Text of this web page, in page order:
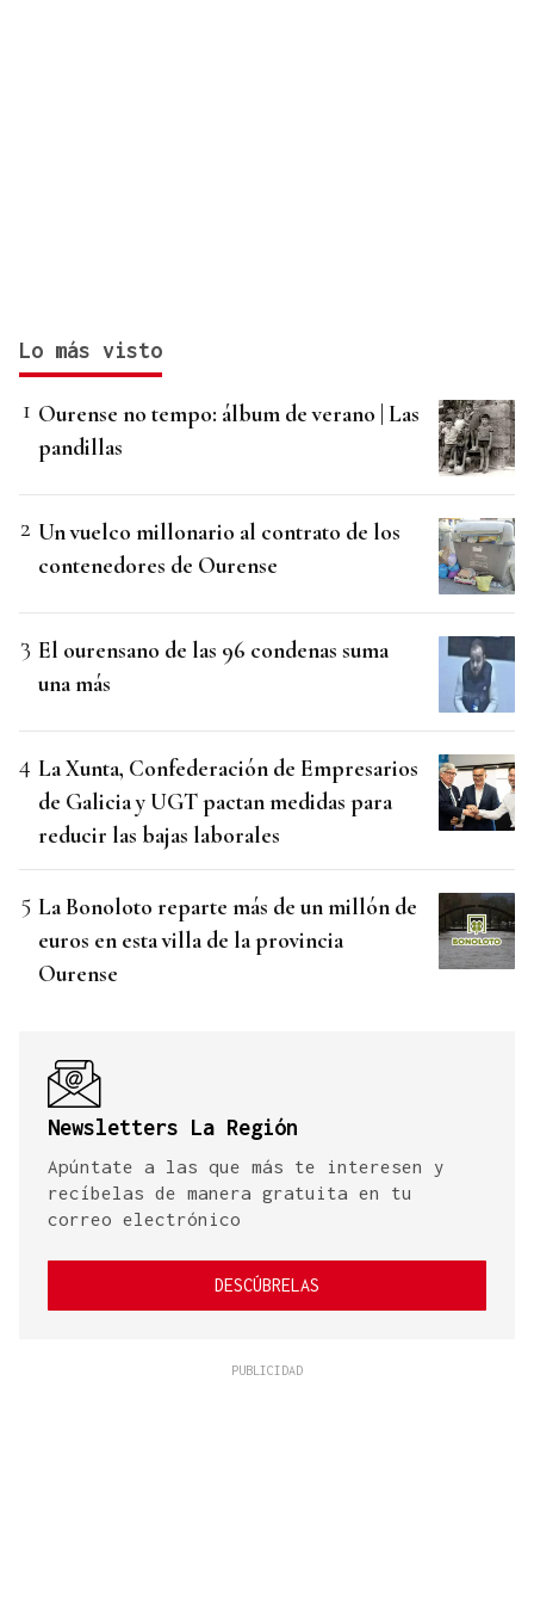
Lo más visto
Ourense no tempo: álbum de verano | Las
pandillas
Un vuelco millonario al contrato de los
contenedores de Ourense
El ourensano de las 96 condenas suma
una más
La Xunta, Confederación de Empresarios
de Galicia y UGT pactan medidas para
reducir las bajas laborales
La Bonoloto reparte más de un millón de
euros en esta villa de la provincia
Ourense
Newsletters La Región
Apúntate a las que más te interesen y
recíbelas de manera gratuita en tu
correo electrónico
DESCÚBRELAS